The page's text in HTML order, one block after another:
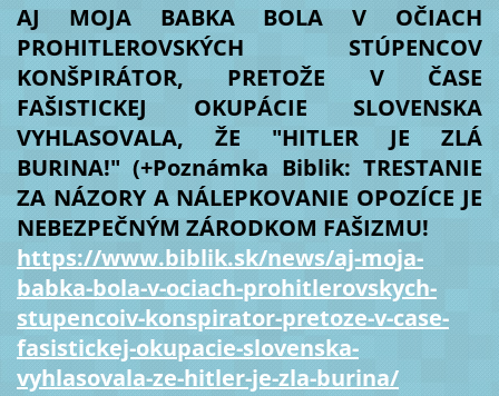
AJ MOJA BABKA BOLA V OČIACH
PROHITLEROVSKÝCH STÚPENCOV
KONŠPIRÁTOR, PRETOŽE V ČASE
FAŠISTICKEJ OKUPÁCIE SLOVENSKA
VYHLASOVALA, ŽE "HITLER JE ZLÁ
BURINA!" (+Poznámka Biblik: TRESTANIE
ZA NÁZORY A NÁLEPKOVANIE OPOZÍCE JE
NEBEZPEČNÝM ZÁRODKOM FAŠIZMU!
https://www.biblik.sk/news/aj-moja-
babka-bola-v-ociach-prohitlerovskych-
stupencoiv-konspirator-pretoze-v-case-
fasistickej-okupacie-slovenska-
vyhlasovala-ze-hitler-je-zla-burina/